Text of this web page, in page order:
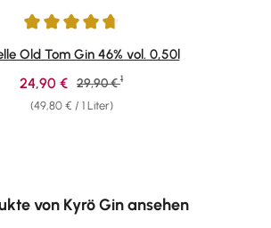
von 4.67 von 5 Sternen
Old Tom Gin 46% vol. 0,50l
(49,80 € / 1 Liter)
Verkaufspreis:
24,90 € Regulärer Preis:
29,90 € 1
von Kyrö Gin ansehen